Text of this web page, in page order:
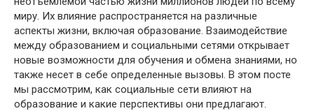
миру. Их влияние распространяется на различные
аспекты жизни, включая образование. Взаимодействие
между образованием и социальными сетями открывает
новые возможности для обучения и обмена знаниями, но
также несет в себе определенные вызовы. В этом посте
мы рассмотрим, как социальные сети влияют на
образование и какие перспективы они предлагают.